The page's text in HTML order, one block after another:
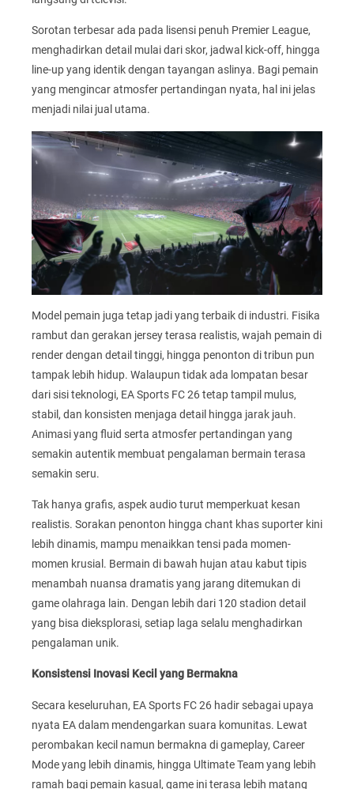
Sorotan terbesar ada pada lisensi penuh Premier League,
menghadirkan detail mulai dari skor, jadwal kick-off, hingga
line-up yang identik dengan tayangan aslinya. Bagi pemain
yang mengincar atmosfer pertandingan nyata, hal ini jelas
menjadi nilai jual utama.
Model pemain juga tetap jadi yang terbaik di industri. Fisika
rambut dan gerakan jersey terasa realistis, wajah pemain di
render dengan detail tinggi, hingga penonton di tribun pun
tampak lebih hidup. Walaupun tidak ada lompatan besar
dari sisi teknologi, EA Sports FC 26 tetap tampil mulus,
stabil, dan konsisten menjaga detail hingga jarak jauh.
Animasi yang fluid serta atmosfer pertandingan yang
semakin autentik membuat pengalaman bermain terasa
semakin seru.
Tak hanya grafis, aspek audio turut memperkuat kesan
realistis. Sorakan penonton hingga chant khas suporter kini
lebih dinamis, mampu menaikkan tensi pada momen-
momen krusial. Bermain di bawah hujan atau kabut tipis
menambah nuansa dramatis yang jarang ditemukan di
game olahraga lain. Dengan lebih dari 120 stadion detail
yang bisa dieksplorasi, setiap laga selalu menghadirkan
pengalaman unik.
Konsistensi Inovasi Kecil yang Bermakna
Secara keseluruhan, EA Sports FC 26 hadir sebagai upaya
nyata EA dalam mendengarkan suara komunitas. Lewat
perombakan kecil namun bermakna di gameplay, Career
Mode yang lebih dinamis, hingga Ultimate Team yang lebih
ramah bagi pemain kasual, game ini terasa lebih matang